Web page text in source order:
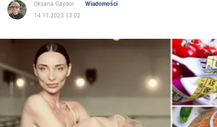
Życie
Społeczeństwo
Wojna na Ukrainie
Oksana Gaydor
Wiadomości
14.11.2023 13:02